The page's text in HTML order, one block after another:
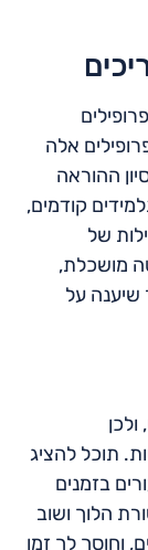
אלה
ההוראה
קודמים,
של
מושכלת,
על
תוכל להציג
בזמנים
הלוך ושוב
וחוסך לך זמן